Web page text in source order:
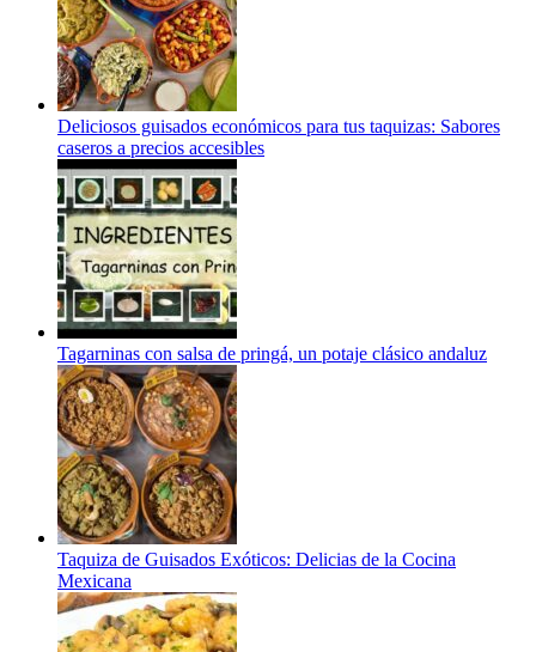
Deliciosos guisados económicos para tus taquizas: Sabores
caseros a precios accesibles
Tagarninas con salsa de pringá, un potaje clásico andaluz
Taquiza de Guisados Exóticos: Delicias de la Cocina
Mexicana